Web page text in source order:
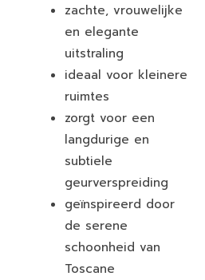
zachte, vrouwelijke
en elegante
uitstraling
ideaal voor kleinere
ruimtes
zorgt voor een
langdurige en
subtiele
geurverspreiding
geïnspireerd door
de serene
schoonheid van
Toscane